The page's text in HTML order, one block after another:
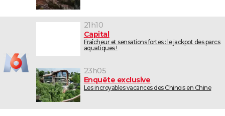
21h10
Capital
Fraîcheur et sensations fortes : le jackpot des parcs
aquatiques !
23h05
Enquête exclusive
Les incroyables vacances des Chinois en Chine